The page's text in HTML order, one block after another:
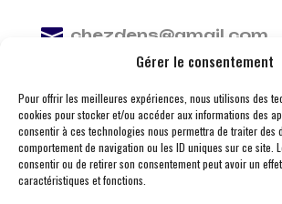
Gérer le consentement
Pour offrir les meilleures expériences, nous utilisons des
cookies pour stocker et/ou accéder aux informations des
consentir à ces technologies nous permettra de traiter des
comportement de navigation ou les ID uniques sur ce site.
consentir ou de retirer son consentement peut avoir un
caractéristiques et fonctions.
 chezdens@gmail.com